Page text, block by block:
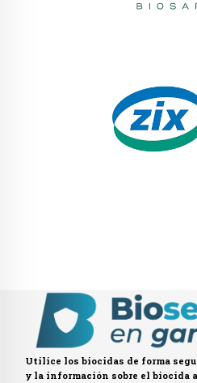
Utilice los biocidas de forma
y la información sobre el biocida